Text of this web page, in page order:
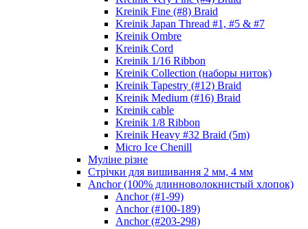
Kreinik Fine (#8) Braid
Kreinik Japan Thread #1, #5 & #7
Kreinik Ombre
Kreinik Cord
Kreinik 1/16 Ribbon
Kreinik Collection (наборы ниток)
Kreinik Tapestry (#12) Braid
Kreinik Medium (#16) Braid
Kreinik cable
Kreinik 1/8 Ribbon
Kreinik Heavy #32 Braid (5m)
Micro Ice Chenill
Муліне різне
Стрічки для вишивання 2 мм, 4 мм
Anchor (100% длинноволокнистый хлопок)
Anchor (#1-99)
Anchor (#100-189)
Anchor (#203-298)